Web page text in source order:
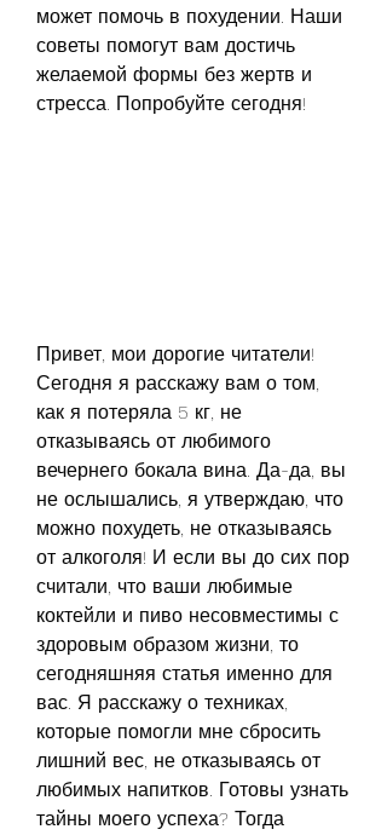
может помочь в похудении. Наши
советы помогут вам достичь
желаемой формы без жертв и
стресса. Попробуйте сегодня!
Привет, мои дорогие читатели!
Сегодня я расскажу вам о том,
как я потеряла 5 кг, не
отказываясь от любимого
вечернего бокала вина. Да-да, вы
не ослышались, я утверждаю, что
можно похудеть, не отказываясь
от алкоголя! И если вы до сих пор
считали, что ваши любимые
коктейли и пиво несовместимы с
здоровым образом жизни, то
сегодняшняя статья именно для
вас. Я расскажу о техниках,
которые помогли мне сбросить
лишний вес, не отказываясь от
любимых напитков. Готовы узнать
тайны моего успеха? Тогда